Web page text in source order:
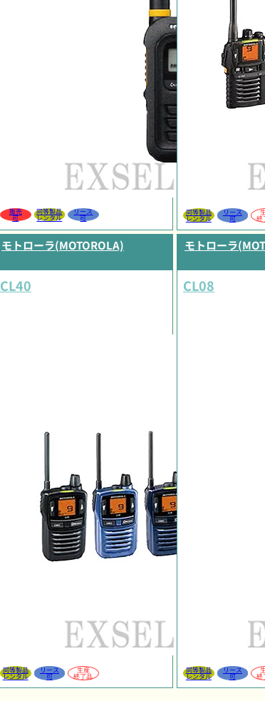
販売
可
同等製品
レンタル
リース
可
同等製品
レンタル
リース
可 終
モトローラ(MOTOROLA)
CL40
同等製品
レンタル
リース
可
生産
終了品
モトローラ
CL08
同等製品
レンタル
リース
可 終